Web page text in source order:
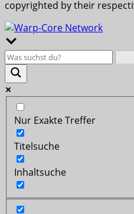
copyrighted by their
Nur Exakte Treffer
Titelsuche
Inhaltsuche